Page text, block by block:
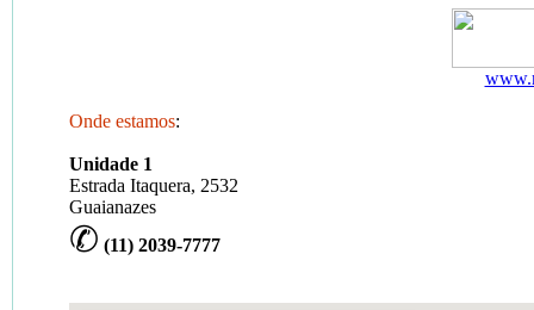
Onde estamos:
Unidade 1
Estrada Itaquera, 2532
Guaianazes
✆ (11) 2039-7777